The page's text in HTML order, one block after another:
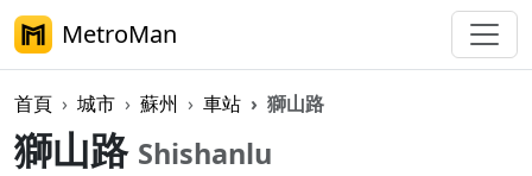
MetroMan
首頁 城市 蘇州 車站 獅山路
獅山路 Shishanlu